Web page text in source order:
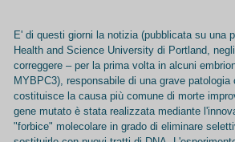
E' di questi giorni la notizia (pubblicata su una
Health and Science University di Portland,
correggere – per la prima volta in alcuni
MYBPC3), responsabile di una grave
costituisce la causa più comune di morte
gene mutato è stata realizzata mediante
"forbice" molecolare in grado di eliminare